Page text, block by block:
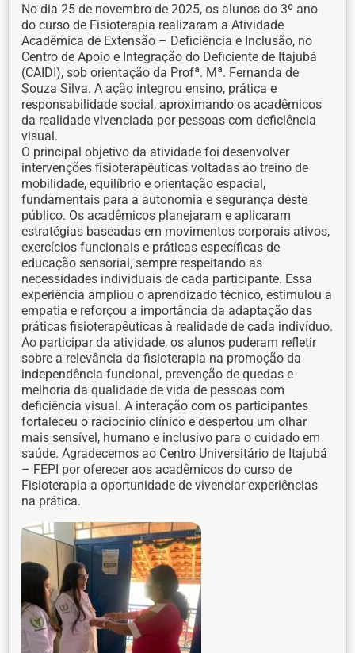
No dia 25 de novembro de 2025, os alunos do 3º ano
do curso de Fisioterapia realizaram a Atividade
Acadêmica de Extensão – Deficiência e Inclusão, no
Centro de Apoio e Integração do Deficiente de Itajubá
(CAIDI), sob orientação da Profª. Mª. Fernanda de
Souza Silva. A ação integrou ensino, prática e
responsabilidade social, aproximando os acadêmicos
da realidade vivenciada por pessoas com deficiência
visual.
O principal objetivo da atividade foi desenvolver
intervenções fisioterapêuticas voltadas ao treino de
mobilidade, equilíbrio e orientação espacial,
fundamentais para a autonomia e segurança deste
público. Os acadêmicos planejaram e aplicaram
estratégias baseadas em movimentos corporais ativos,
exercícios funcionais e práticas específicas de
educação sensorial, sempre respeitando as
necessidades individuais de cada participante. Essa
experiência ampliou o aprendizado técnico, estimulou a
empatia e reforçou a importância da adaptação das
práticas fisioterapêuticas à realidade de cada indivíduo.
Ao participar da atividade, os alunos puderam refletir
sobre a relevância da fisioterapia na promoção da
independência funcional, prevenção de quedas e
melhoria da qualidade de vida de pessoas com
deficiência visual. A interação com os participantes
fortaleceu o raciocínio clínico e despertou um olhar
mais sensível, humano e inclusivo para o cuidado em
saúde. Agradecemos ao Centro Universitário de Itajubá
– FEPI por oferecer aos acadêmicos do curso de
Fisioterapia a oportunidade de vivenciar experiências
na prática.